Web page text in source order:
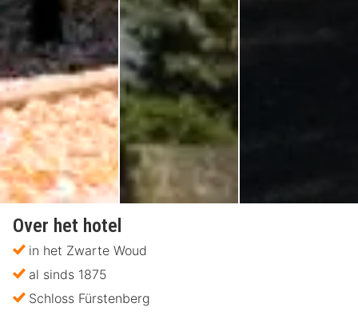
Over het hotel
in het Zwarte Woud
al sinds 1875
Schloss Fürstenberg